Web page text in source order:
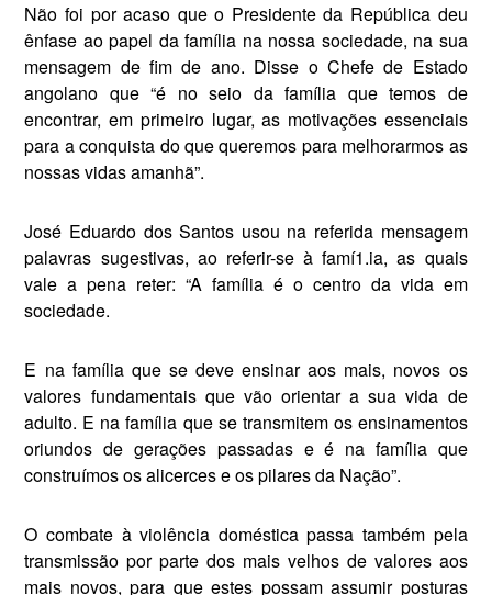
Não foi por acaso que o Presidente da República deu
ênfase ao papel da família na nossa sociedade, na sua
mensagem de fim de ano. Disse o Che­fe de Estado
angolano que “é no seio da família que temos de
encontrar, em primeiro lugar, as motivações essen­ciais
para a conquista do que quere­mos para melhorarmos as
nossas vidas amanhã”.
José Eduardo dos Santos usou na referida mensagem
palavras sugestivas, ao referir-se à famí1.ia, as quais
vale a pena reter: “A família é o centro da vida em
sociedade.
E na família que se deve ensinar aos mais, novos os
valores fundamentais que vão orientar a sua vida de
adulto. E na família que se transmitem os ensina­mentos
oriundos de gerações passadas e é na família que
construímos os alicerces e os pilares da Nação”.
O combate à violência doméstica passa também pela
transmissão por parte dos mais velhos de valores aos
mais novos, para que estes possam assumir posturas